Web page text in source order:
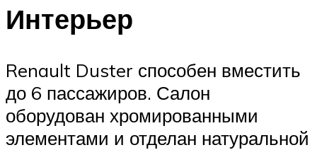
Интерьер
Renault Duster способен вместить
до 6 пассажиров. Салон
оборудован хромированными
элементами и отделан натуральной